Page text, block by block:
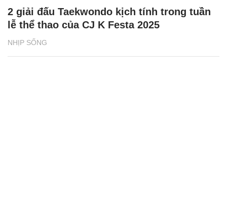
NHỊP SỐNG
2 giải đấu Taekwondo kịch tính trong tuần
lễ thể thao của CJ K Festa 2025